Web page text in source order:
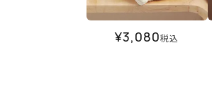
¥3,080税込